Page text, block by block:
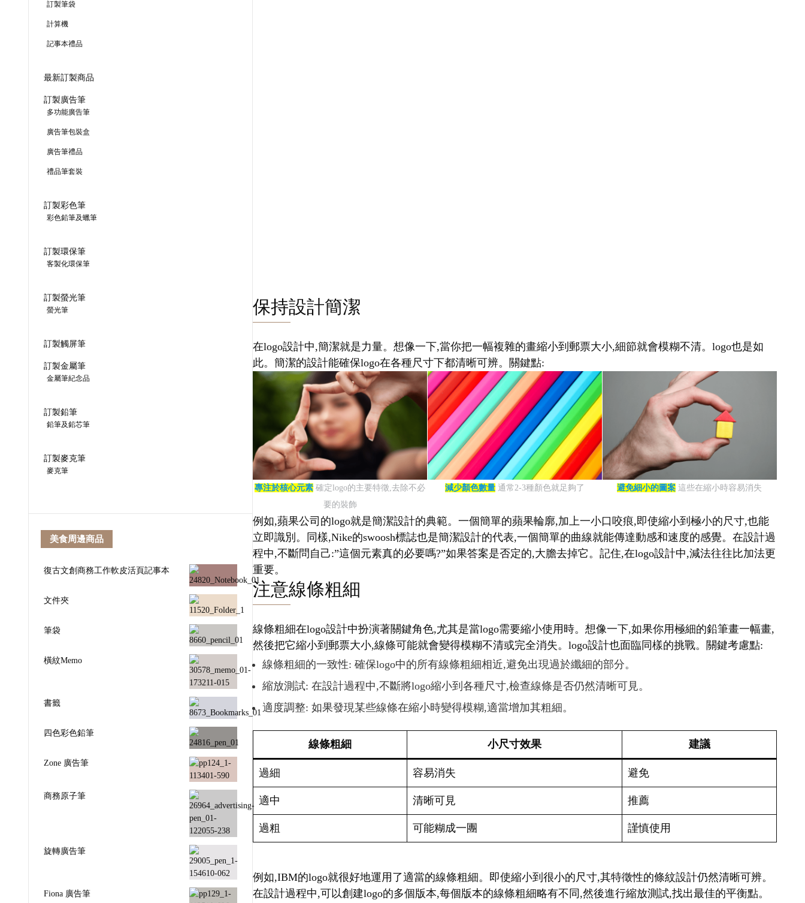
保持設計簡潔
在logo設計中,簡潔就是力量。想像一下,當你把一幅複雜的畫縮小到郵票大小,細節就會模糊不清。logo也是如
此。簡潔的設計能確保logo在各種尺寸下都清晰可辨。關鍵點:
專注於核心元素 確定logo的主要特徵,去除不必
要的裝飾
減少顏色數量 通常2-3種顏色就足夠了 避免細小的圖案 這些在縮小時容易消失
例如,蘋果公司的logo就是簡潔設計的典範。一個簡單的蘋果輪廓,加上一小口咬痕,即使縮小到極小的尺寸,也能
立即識別。同樣,Nike的swoosh標誌也是簡潔設計的代表,一個簡單的曲線就能傳達動感和速度的感覺。在設計過
程中,不斷問自己:”這個元素真的必要嗎?”如果答案是否定的,大膽去掉它。記住,在logo設計中,減法往往比加法更
重要。
注意線條粗細
線條粗細在logo設計中扮演著關鍵角色,尤其是當logo需要縮小使用時。想像一下,如果你用極細的鉛筆畫一幅畫,
然後把它縮小到郵票大小,線條可能就會變得模糊不清或完全消失。logo設計也面臨同樣的挑戰。關鍵考慮點:
線條粗細的一致性: 確保logo中的所有線條粗細相近,避免出現過於纖細的部分。
縮放測試: 在設計過程中,不斷將logo縮小到各種尺寸,檢查線條是否仍然清晰可見。
適度調整: 如果發現某些線條在縮小時變得模糊,適當增加其粗細。
線條粗細 小尺寸效果 建議
過細 容易消失 避免
適中 清晰可見 推薦
過粗 可能糊成一團 謹慎使用
例如,IBM的logo就很好地運用了適當的線條粗細。即使縮小到很小的尺寸,其特徵性的條紋設計仍然清晰可辨。
在設計過程中,可以創建logo的多個版本,每個版本的線條粗細略有不同,然後進行縮放測試,找出最佳的平衡點。
訂製筆袋
計算機
記事本禮品
最新訂製商品
訂製廣告筆
多功能廣告筆
廣告筆包裝盒
廣告筆禮品
禮品筆套裝
訂製彩色筆
彩色鉛筆及蠟筆
訂製環保筆
客製化環保筆
訂製螢光筆
螢光筆
訂製觸屏筆
訂製金屬筆
金屬筆紀念品
訂製鉛筆
鉛筆及鉛芯筆
訂製麥克筆
麥克筆
美食周邊商品
復古文創商務工作軟皮活頁記事本
文件夾
筆袋
橫紋Memo
書籤
四色彩色鉛筆
Zone 廣告筆
商務原子筆
旋轉廣告筆
Fiona 廣告筆